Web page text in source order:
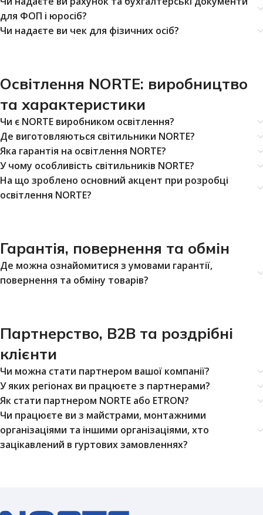
для ФОП і юросіб?
Чи надаєте ви чек для фізичних осіб?
Освітлення NORTE: виробництво
та характеристики
Чи є NORTE виробником освітлення?
Де виготовляються світильники NORTE?
Яка гарантія на освітлення NORTE?
У чому особливість світильників NORTE?
На що зроблено основний акцент при розробці
освітлення NORTE?
Гарантія, повернення та обмін
Де можна ознайомитися з умовами гарантії,
повернення та обміну товарів?
Партнерство, B2B та роздрібні
клієнти
Чи можна стати партнером вашої компанії?
У яких регіонах ви працюєте з партнерами?
Як стати партнером NORTE або ETRON?
Чи працюєте ви з майстрами, монтажними
організаціями та іншими організаціями, хто
зацікавлений в гуртових замовленнях?